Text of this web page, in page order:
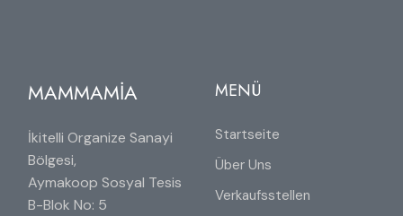
MAMMAMİA
İkitelli Organize Sanayi
Bölgesi,
Aymakoop Sosyal Tesis
B-Blok No: 5
MENÜ
Startseite
Über Uns
Verkaufsstellen